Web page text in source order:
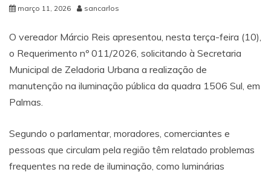
março 11, 2026 sancarlos
O vereador Márcio Reis apresentou, nesta terça-feira (10),
o Requerimento nº 011/2026, solicitando à Secretaria
Municipal de Zeladoria Urbana a realização de
manutenção na iluminação pública da quadra 1506 Sul, em
Palmas.
Segundo o parlamentar, moradores, comerciantes e
pessoas que circulam pela região têm relatado problemas
frequentes na rede de iluminação, como luminárias